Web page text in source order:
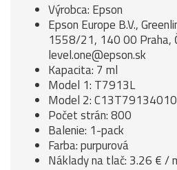
Výrobca: Epson
Epson Europe B.V.,
1558/21, 140 00 Praha,
level.one@epson.sk
Kapacita: 7 ml
Model 1: T7913L
Model 2: C13T79134010
Počet strán: 800
Balenie: 1-pack
Farba: purpurová
Náklady na tlač: 3.26 € /